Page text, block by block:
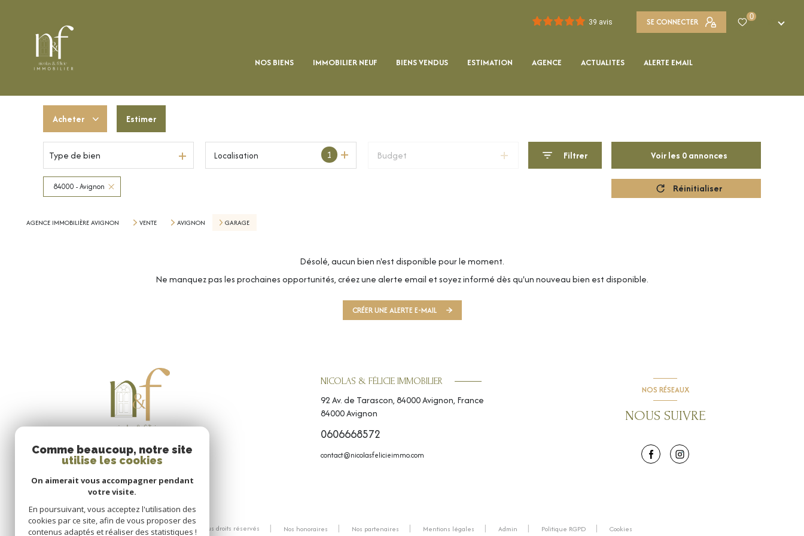
39 avis SE CONNECTER 0
NOS BIENS IMMOBILIER NEUF BIENS VENDUS ESTIMATION AGENCE ACTUALITES ALERTE EMAIL
Acheter
De l'ancien
Du neuf
De l'immo pro
Estimer
Type de bien 1
Localisation Budget Filtrer Voir les 0annonces
84000 - Avignon Réinitialiser
AGENCE IMMOBILIÈRE AVIGNON VENTE AVIGNON GARAGE
Désolé, aucun bien n'est disponible pour le moment.
Ne manquez pas les prochaines opportunités, créez une alerte email et soyez informé dès qu'un nouveau bien est disponible.
CRÉER UNE ALERTE E-MAIL
NICOLAS & FÉLICIE IMMOBILIER
92 Av. de Tarascon, 84000 Avignon, France
84000Avignon
0606668572
contact@nicolasfelicieimmo.com
NOS RÉSEAUX
NOUS SUIVRE
© 2026 | Tous droits réservés Nos honoraires Nos partenaires Mentions légales Admin Politique RGPD Cookies
Comme beaucoup, notre site
utilise les cookies
On aimerait vous accompagner pendant
votre visite.
En poursuivant, vous acceptez l'utilisation des
cookies par ce site, afin de vous proposer des
contenus adaptés et réaliser des statistiques !